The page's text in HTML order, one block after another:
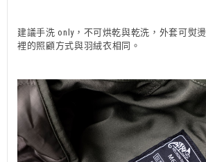
建議手洗 only，不可烘乾與乾洗，外套可熨
裡的照顧方式與羽絨衣相同。